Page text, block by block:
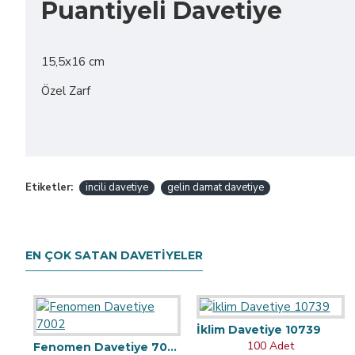
Puantiyeli Davetiye
15,5x16 cm
Özel Zarf
Etiketler: incili davetiye gelin damat davetiye
EN ÇOK SATAN DAVETIYELER
Fenomen Davetiye 7002
İklim Davetiye 10739
100 Adet